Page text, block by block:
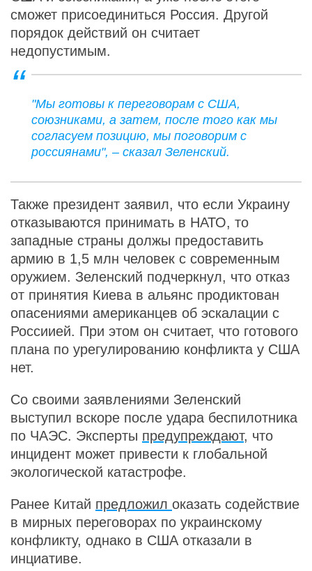
сможет присоединиться Россия. Другой
порядок действий он считает
недопустимым.
"Мы готовы к переговорам с США,
союзниками, а затем, после того как мы
согласуем позицию, мы поговорим с
россиянами", – сказал Зеленский.
Также президент заявил, что если Украину
отказываются принимать в НАТО, то
западные страны должы предоставить
армию в 1,5 млн человек с современным
оружием. Зеленский подчеркнул, что отказ
от принятия Киева в альянс продиктован
опасениями американцев об эскалации с
Россиией. При этом он считает, что готового
плана по урегулированию конфликта у США
нет.
Со своими заявлениями Зеленский
выступил вскоре после удара беспилотника
по ЧАЭС. Эксперты предупреждают, что
инцидент может привести к глобальной
экологической катастрофе.
Ранее Китай предложил оказать содействие
в мирных переговорах по украинскому
конфликту, однако в США отказали в
инциативе.